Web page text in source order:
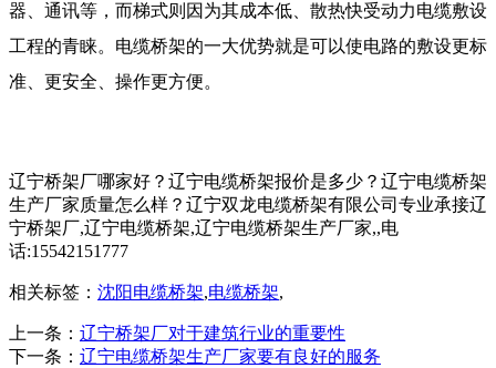
器、通讯等，而梯式则因为其成本低、散热快受动力电缆敷设
工程的青睐。电缆桥架的一大优势就是可以使电路的敷设更标
准、更安全、操作更方便。
辽宁桥架厂哪家好？辽宁电缆桥架报价是多少？辽宁电缆桥架
生产厂家质量怎么样？辽宁双龙电缆桥架有限公司专业承接辽
宁桥架厂,辽宁电缆桥架,辽宁电缆桥架生产厂家,,电
话:15542151777
相关标签： 沈阳电缆桥架,电缆桥架,
上一条： 辽宁桥架厂对于建筑行业的重要性
下一条： 辽宁电缆桥架生产厂家要有良好的服务